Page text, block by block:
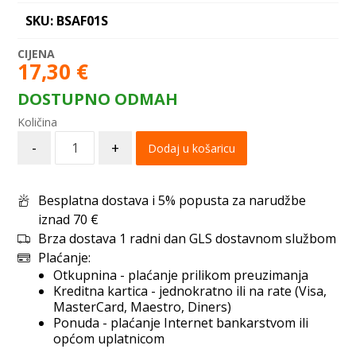
SKU: BSAF01S
17,30 €
DOSTUPNO ODMAH
- + Dodaj u košaricu
Besplatna dostava i 5% popusta za narudžbe
iznad 70 €
Brza dostava 1 radni dan GLS dostavnom službom
Plaćanje:
Otkupnina - plaćanje prilikom preuzimanja
Kreditna kartica - jednokratno ili na rate (Visa,
MasterCard, Maestro, Diners)
Ponuda - plaćanje Internet bankarstvom ili
općom uplatnicom